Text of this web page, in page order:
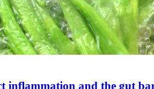
inflammation and the gut